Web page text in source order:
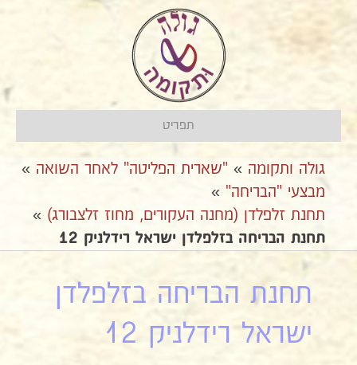
תפריט
גולה ותקומה » "שארית הפליטה" לאחר השואה »
מבצעי "הבריחה" »
דתחנת זלפלדן (מחנה העקורים, מחוז זלצבורג) »
תחנת הבריחה בזלפלדן ישראל רידלניק 12
תחנת הבריחה בזלפלדן
ישראל רידלניק 12